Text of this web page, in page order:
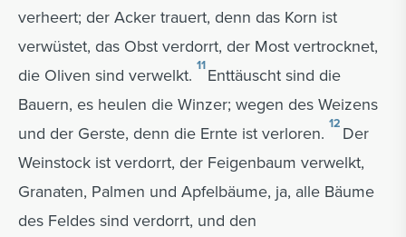
verheert; der Acker trauert, denn das Korn ist
verwüstet, das Obst verdorrt, der Most vertrocknet,
die Oliven sind verwelkt. 11Enttäuscht sind die
Bauern, es heulen die Winzer; wegen des Weizens
und der Gerste, denn die Ernte ist verloren. 12 Der
Weinstock ist verdorrt, der Feigenbaum verwelkt,
Granaten, Palmen und Apfelbäume, ja, alle Bäume
des Feldes sind verdorrt, und den